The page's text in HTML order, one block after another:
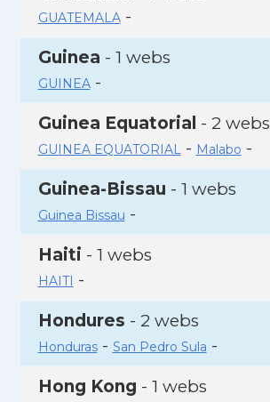
GUATEMALA-
Guinea - 1 webs
GUINEA-
Guinea Equatorial - 2 webs
GUINEA EQUATORIAL- Malabo -
Guinea-Bissau - 1 webs
Guinea Bissau -
Haiti - 1 webs
HAITI -
Hondures - 2 webs
Honduras- San Pedro Sula -
Hong Kong - 1 webs